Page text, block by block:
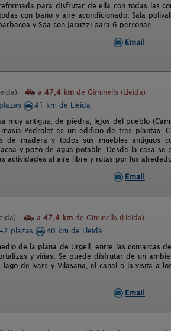
para disfrutar de ella con todas las
con baño y aire acondicionado. Sala
y Spa con jacuzzi para 6 personas.
Email
a 47,4 km de Giminells (Lleida)
41 km de Lleida
muy antigua, de piedra, lejos del pueblo
Pedrolet es un edificio de tres plantas.
de madera y todos sus muebles antiguos
y pozo de agua potable. Desde la casa se
actividades al aire libre y rutas por los
Email
a 47,4 km de Giminells (Lleida)
plazas
40 km de Lleida
de la plana de Urgell, entre las comarcas
y viñas. Se puede disfrutar de un
lago de Ivars y Vilasana, el canal o la visita a
Email